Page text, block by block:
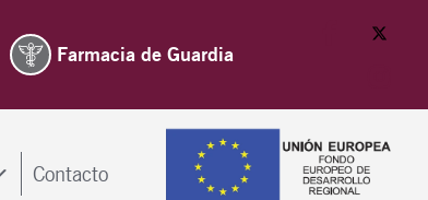
Farmacia de Guardia
Contacto